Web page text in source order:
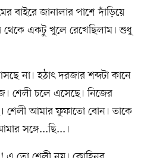
বাইরে জানালার পাশে দাঁড়িয়ে
থেকে একটু খুলে রেখেছিলাম। শুধু
না। হঠাৎ দরজার শব্দটা কানে
শেলী চলে এসেছে। নিজের
শেলী আমার ফুফাতো বোন। তাকে
সঙ্গে...ছি...।